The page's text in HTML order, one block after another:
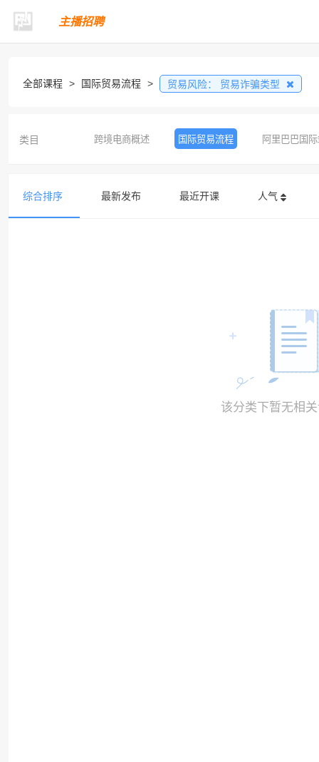
主播招聘
全部课程 > 国际贸易流程 > 贸易风险： 贸易诈骗类型
类目 跨境电商概述 国际贸易流程 阿里巴巴国
综合排序 最新发布 最近开课 人气
该分类下暂无相